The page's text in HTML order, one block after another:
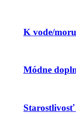
K vode/moru
Módne
Starostlivosť